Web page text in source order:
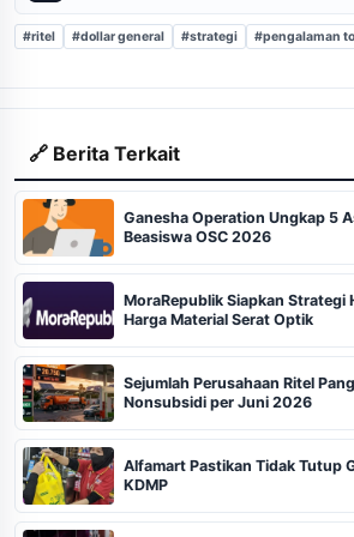
#ritel #dollar general #strategi #pengalaman
🔗 Berita Terkait
Ganesha Operation Ungkap 5
Beasiswa OSC 2026
MoraRepublik Siapkan Strategi
Harga Material Serat Optik
Sejumlah Perusahaan Ritel
Nonsubsidi per Juni 2026
Alfamart Pastikan Tidak Tutup
KDMP